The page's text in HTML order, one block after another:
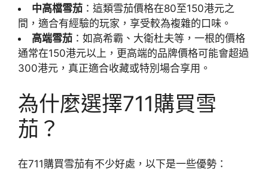
中高檔雪茄 ：這類雪茄價格在80至150港元之
間，適合有經驗的玩家，享受較為複雜的口味。
高端雪茄 ：如高希霸、大衛杜夫等，一根的價格
通常在150港元以上，更高端的品牌價格可能會超過
300港元，真正適合收藏或特別場合享用。
為什麼選擇711購買雪
茄？
在711購買雪茄有不少好處，以下是一些優勢：